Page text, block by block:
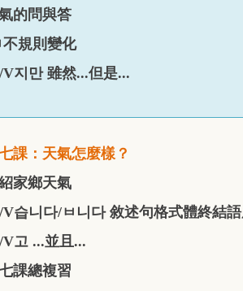
的問與答
不規則變化
V지만 雖然...但是...
課：天氣怎麼樣？
家鄉天氣
V습니다/ㅂ니다 敘述句格式體終結
V고 ...並且...
課總複習